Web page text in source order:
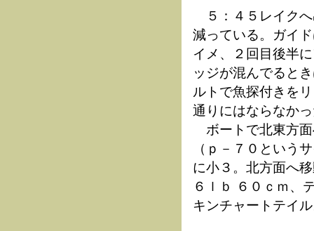
５：４５レイクへ
減っている。ガイ
イメ、２回目後半
ッジが混んでると
ルトで魚探付きを
通りにはならなか
ボートで北東方面
（ｐ－７０という
に小３。北方面へ
６ｌｂ ６０ｃｍ、
キンチャートテイ